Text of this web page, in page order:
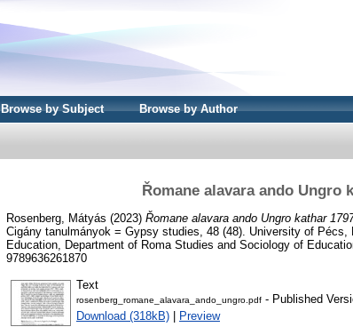
Browse by Subject Browse by Author
Řomane alavara ando Ungro
Rosenberg, Mátyás (2023) Řomane alavara ando Ungro kathar
Cigány tanulmányok = Gypsy studies, 48 (48). University of
Education, Department of Roma Studies and Sociology of
9789636261870
Text
rosenberg_romane_alavara_ando_ungro.pdf - Published
Download (318kB)
Preview